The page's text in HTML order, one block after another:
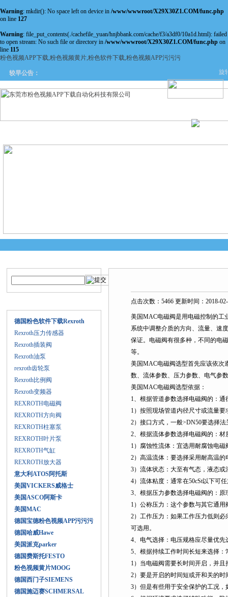
Warning: mkdir(): No space left on device in /www/wwwroot/X29X30Z1.COM/func.php
on line 127
Warning: file_put_contents(./cachefile_yuan/hnjbbank.com/cache/f3/a3df0/10a1d.html): failed
to open stream: No such file or directory in /www/wwwroot/X29X30Z1.COM/func.php on
line 115
粉色视频APP下载,粉色视频黄片,粉色软件下载,粉色视频APP污污污
较早公告： 旋
下载
德国粉色软件下载Rexroth
Rexroth压力传感器
Rexroth插装阀
Rexroth油泵
rexroth齿轮泵
Rexroth比例阀
Rexroth变频器
REXROTH电磁阀
REXROTH方向阀
REXROTH柱塞泵
REXROTH叶片泵
REXROTH气缸
REXROTH放大器
意大利ATOS阿托斯
美国VICKERS威格士
美国ASCO阿斯卡
美国MAC
德国宝德粉色视频APP污污污
德国哈威Hawe
美国派克parker
德国费斯托FESTO
粉色视频黄片MOOG
德国西门子SIEMENS
德国施迈赛SCHMERSAL
点击次数：5466 更新时间：2018-
美国MAC电磁阀是用电磁控制的工
系统中调整介质的方向、流量、速
保证。电磁阀有很多种，不同的电
等。
美国MAC电磁阀选型首先应该依次
数、流体参数、压力参数、电气参
美国MAC电磁阀选型依据：
1、根据管道参数选择电磁阀的：
1）按照现场管道内径尺寸或流量
2）接口方式，一般>DN50要选择
2、根据流体参数选择电磁阀的：材
1）腐蚀性流体：宜选用耐腐蚀电
2）高温流体：要选择采用耐高温
3）流体状态：大至有气态，液态
4）流体粘度：通常在50cSt以下可
3、根据压力参数选择电磁阀的：原
1）公称压力：这个参数与其它通
2）工作压力：如果工作压力低则
可选用。
4、电气选择：电压规格应尽量优先
5、根据持续工作时间长短来选择
1）当电磁阀需要长时间开启，并
2）要是开启的时间短或开和关的
3）但是有些用于安全保护的工况